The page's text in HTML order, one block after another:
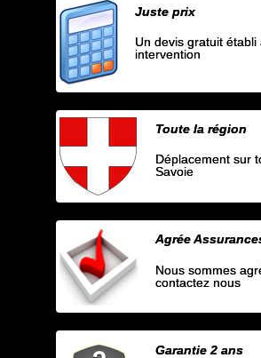
Juste prix
Un devis gratuit
intervention
Toute la région
Déplacement sur
Savoie
Agrée
Nous sommes
contactez nous
Garantie 2 ans